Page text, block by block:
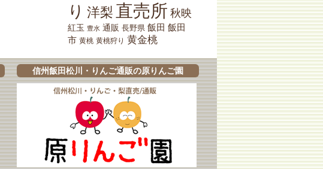
り 洋梨 直売所 秋映
紅玉 豊水 通販 長野県 飯田 飯田
市 黄桃 黄桃狩り 黄金桃
信州飯田松川・りんご通販の原りんご園